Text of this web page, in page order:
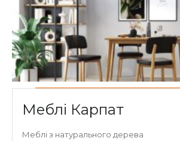
Меблі Карпат
Меблі з натурального дерева